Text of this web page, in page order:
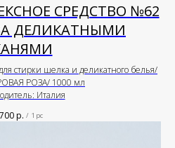
СРЕДСТВО №62
ДЕЛИКАТНЫМИ
стирки шелка и деликатного белья/
РОЗА/ 1000 мл
Италия
р. / 1 pc